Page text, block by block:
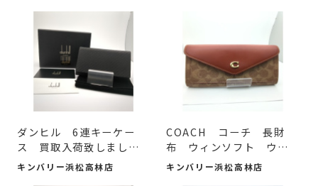
ダンヒル 6連キーケー
ス 買取入荷致しまし
た。
キンバリー浜松高林店
COACH コーチ 長財
布 ウィンソフト ウォ
レット...
キンバリー浜松高林店